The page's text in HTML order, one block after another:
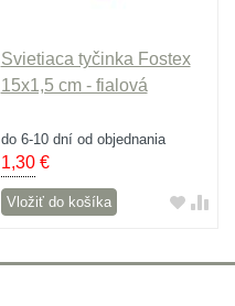
Svietiaca tyčinka Fostex
15x1,5 cm - fialová
do 6-10 dní od objednania
1,30€
Vložiť do košíka